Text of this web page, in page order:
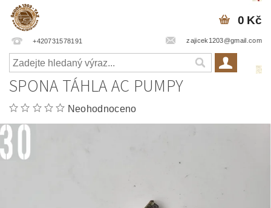
+420731578191 zajicek1203@gmail.com
0 Kč
SPONA TÁHLA AC PUMPY
Neohodnoceno